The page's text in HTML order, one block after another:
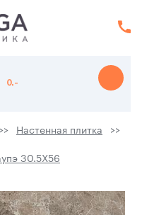
0.-
Настенная плитка
30.5X56